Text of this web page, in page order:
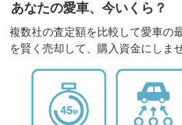
あなたの愛車、今いくら？
複数社の査定額を比較して愛車の
を賢く売却して、購入資金にしま